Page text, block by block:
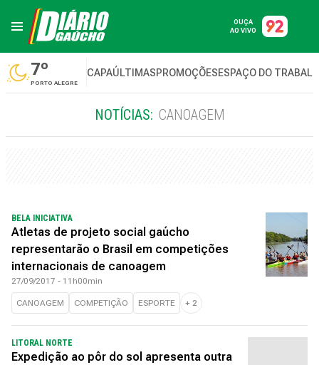
OUÇA
AO VIVO
7º
PORTO ALEGRE
CAPAÚLTIMASPROMOÇÕESESPAÇO DO
NOTÍCIAS: CANOAGEM
BELA INICIATIVA
Atletas de projeto social gaúcho
representarão o Brasil em competições
internacionais de canoagem
27/09/2017 - 11h00min
CANOAGEM COMPETIÇÃO ESPORTE + 2
LITORAL NORTE
Expedição ao pôr do sol apresenta outra